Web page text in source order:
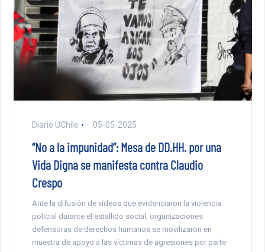
Diario UChile 05-05-2025
“No a la impunidad”: Mesa de DD.HH. por una
Vida Digna se manifesta contra Claudio
Crespo
Ante la difusión de vídeos que evidenciaron la violencia
policial durante el estallido social, organizaciones
defensoras de derechos humanos se movilizaron en
muestra de apoyo a las víctimas de agresiones por parte